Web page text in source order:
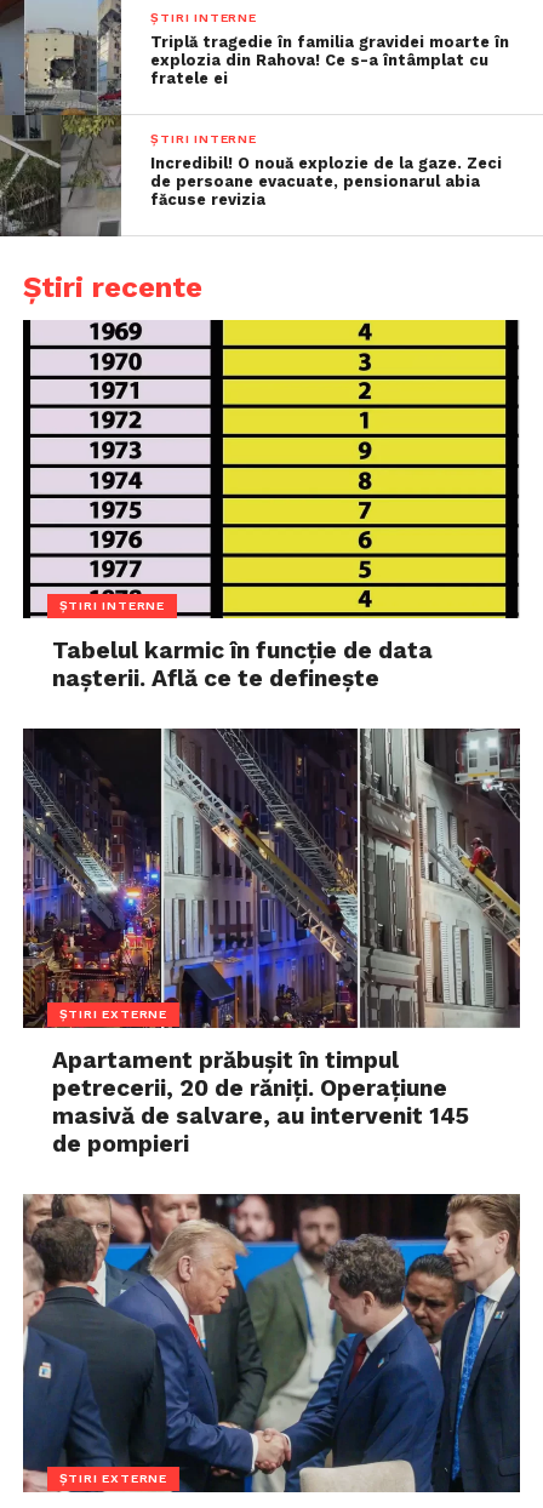
ȘTIRI INTERNE
Triplă tragedie în familia gravidei moarte în
explozia din Rahova! Ce s-a întâmplat cu
fratele ei
ȘTIRI INTERNE
Incredibil! O nouă explozie de la gaze. Zeci
de persoane evacuate, pensionarul abia
făcuse revizia
Știri recente
ȘTIRI INTERNE
Tabelul karmic în funcție de data
nașterii. Află ce te definește
ȘTIRI EXTERNE
Apartament prăbușit în timpul
petrecerii, 20 de răniți. Operațiune
masivă de salvare, au intervenit 145
de pompieri
ȘTIRI EXTERNE